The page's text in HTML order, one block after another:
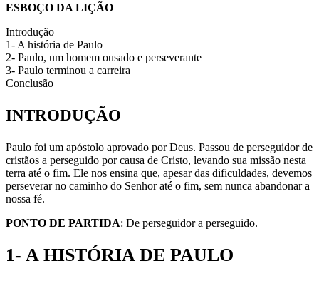
ESBOÇO DA LIÇÃO
Introdução
1- A história de Paulo
2- Paulo, um homem ousado e perseverante
3- Paulo terminou a carreira
Conclusão
INTRODUÇÃO
Paulo foi um apóstolo aprovado por Deus. Passou de perseguidor de
cristãos a perseguido por causa de Cristo, levando sua missão nesta
terra até o fim. Ele nos ensina que, apesar das dificuldades, devemos
perseverar no caminho do Senhor até o fim, sem nunca abandonar a
nossa fé.
PONTO DE PARTIDA: De perseguidor a perseguido.
1- A HISTÓRIA DE PAULO